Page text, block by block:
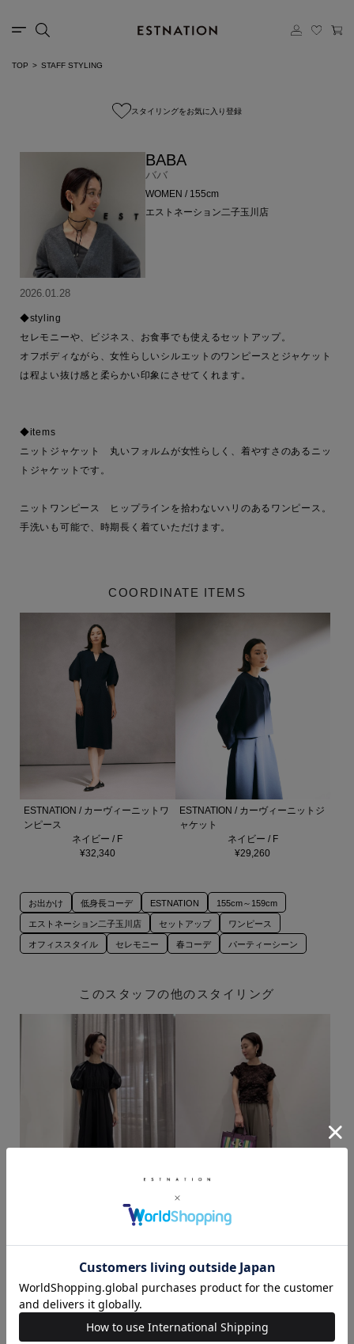
TOP STAFF STYLING
スタイリングをお気に入り登録
BABA
ババ
WOMEN / 155cm
エストネーション二子玉川店
2026.01.28
◆styling
セレモニーや、ビジネス、お食事でも使えるセットアップ。
オフボディながら、女性らしいシルエットのワンピースとジャケット
は程よい抜け感と柔らかい印象にさせてくれます。
◆items
ニットジャケット　丸いフォルムが女性らしく、着やすさのあるニッ
トジャケットです。
ニットワンピース　ヒップラインを拾わないハリのあるワンピース。
手洗いも可能で、時期長く着ていただけます。
COORDINATE ITEMS
ESTNATION / カーヴィーニットワ
ンピース
ネイビー / F
¥32,340
ESTNATION / カーヴィーニットジ
ャケット
ネイビー / F
¥29,260
お出かけ 低身長コーデ ESTNATION 155cm～159cm
エストネーション二子玉川店 セットアップ ワンピース
オフィススタイル セレモニー 春コーデ パーティーシーン
このスタッフの他のスタイリング